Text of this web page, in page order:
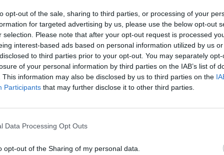
opt-out of the sale, sharing to third parties, or processing of your
for targeted advertising by us, please use the below opt-out
selection. Please note that after your opt-out request is processed
interest-based ads based on personal information utilized by us
to third parties prior to your opt-out. You may separately
of your personal information by third parties on the IAB’s list of
This information may also be disclosed by us to third parties on the
Participants that may further disclose it to other third parties.
Data Processing Opt Outs
opt-out of the Sharing of my personal data.
d'embaumer la maison avec une délicieuse
cuit, nous avons un savoureux pain à
temps de le dire, vous aurez mangé tout le
bon.
cubes de bouillon maison
| Affichages : 6559
cubes préparés à l’avance, vont vous
L'ÂGE AUQUEL
l'Université du